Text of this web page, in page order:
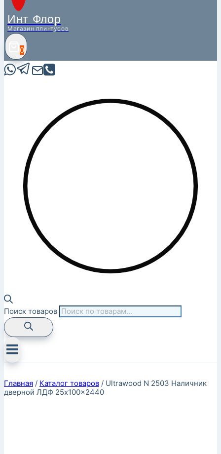
Инт Флор
Магазин плинтусов
0
Поиск товаров
Главная / Каталог товаров / Ultrawood N 2503 Наличник
дверной ЛДФ 25x100x2440